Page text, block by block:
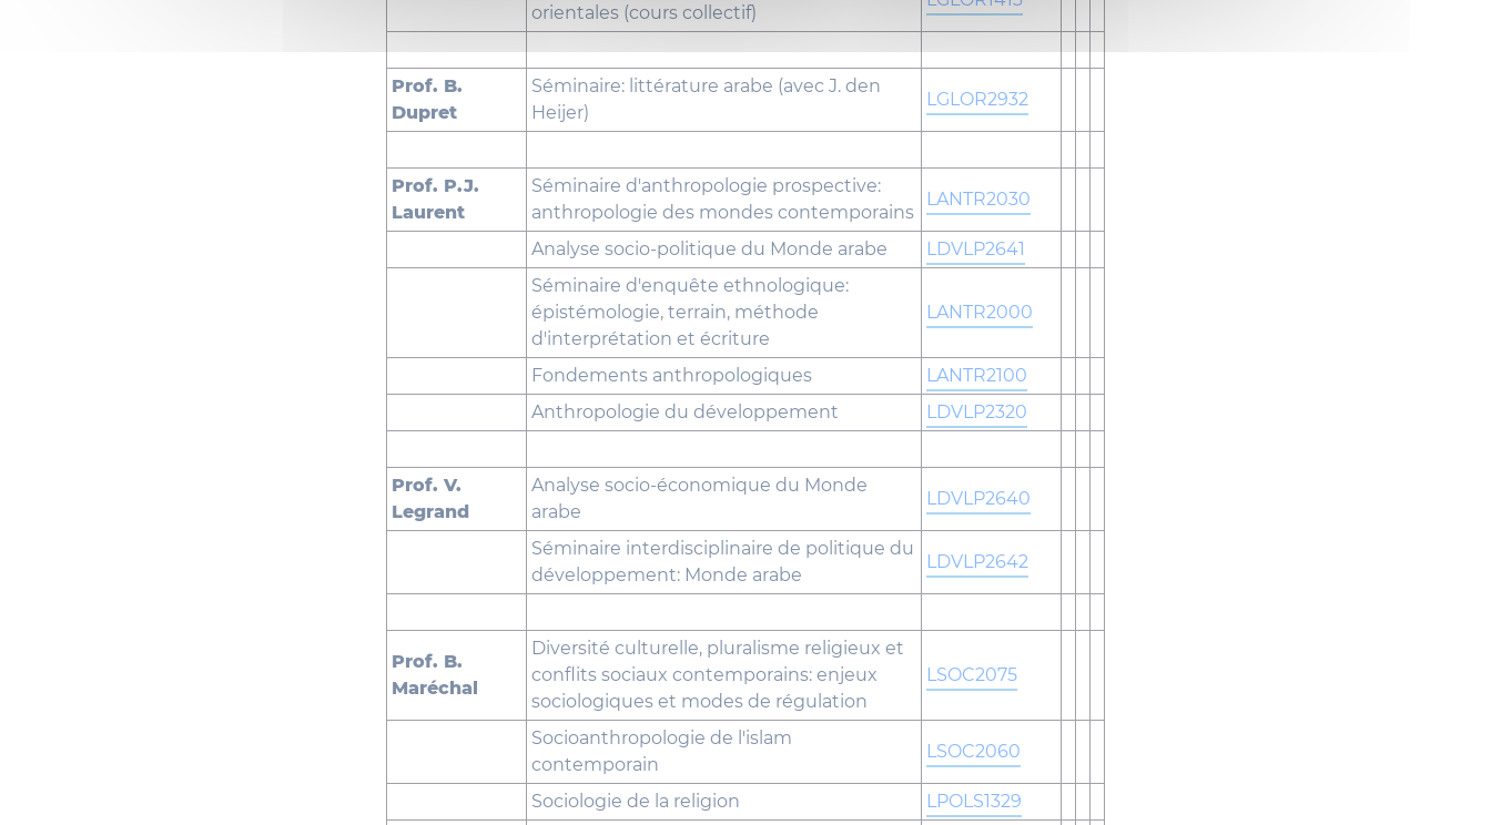
orientales (cours collectif)
Prof. B.
Dupret
Séminaire: littérature arabe (avec J. den
Heijer)
LGLOR2932
Prof. P.J.
Laurent
Séminaire d'anthropologie prospective:
anthropologie des mondes contemporains
LANTR2030
Analyse socio-politique du Monde arabe
LDVLP2641
Séminaire d'enquête ethnologique:
épistémologie, terrain, méthode
d'interprétation et écriture
LANTR2000
Fondements anthropologiques
LANTR2100
Anthropologie du développement
LDVLP2320
Prof. V.
Legrand
Analyse socio-économique du Monde
arabe
LDVLP2640
Séminaire interdisciplinaire de politique du
développement: Monde arabe
LDVLP2642
Prof. B.
Maréchal
Diversité culturelle, pluralisme religieux et
conflits sociaux contemporains: enjeux
sociologiques et modes de régulation
LSOC2075
Socioanthropologie de l'islam
contemporain
LSOC2060
Sociologie de la religion
LPOLS1329